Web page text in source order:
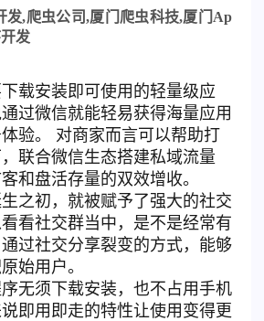
发,爬虫公司,厦门爬虫科技,厦门 Ap
发
载安装即可使用的轻量级应
过微信就能轻易获得海量应用
验。 对商家而言可以帮助打
联合微信生态搭建私域流量
和盘活存量的双效增收。
之初，就被赋予了强大的社交
看社交群当中，是不是经常有
过社交分享裂变的方式，能够
始用户。
无须下载安装，也不占用手机
即用即走的特性让使用变得更